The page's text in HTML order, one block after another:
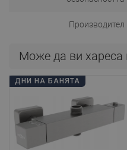
Производител
Може да ви хареса
ДНИ НА БАНЯТА